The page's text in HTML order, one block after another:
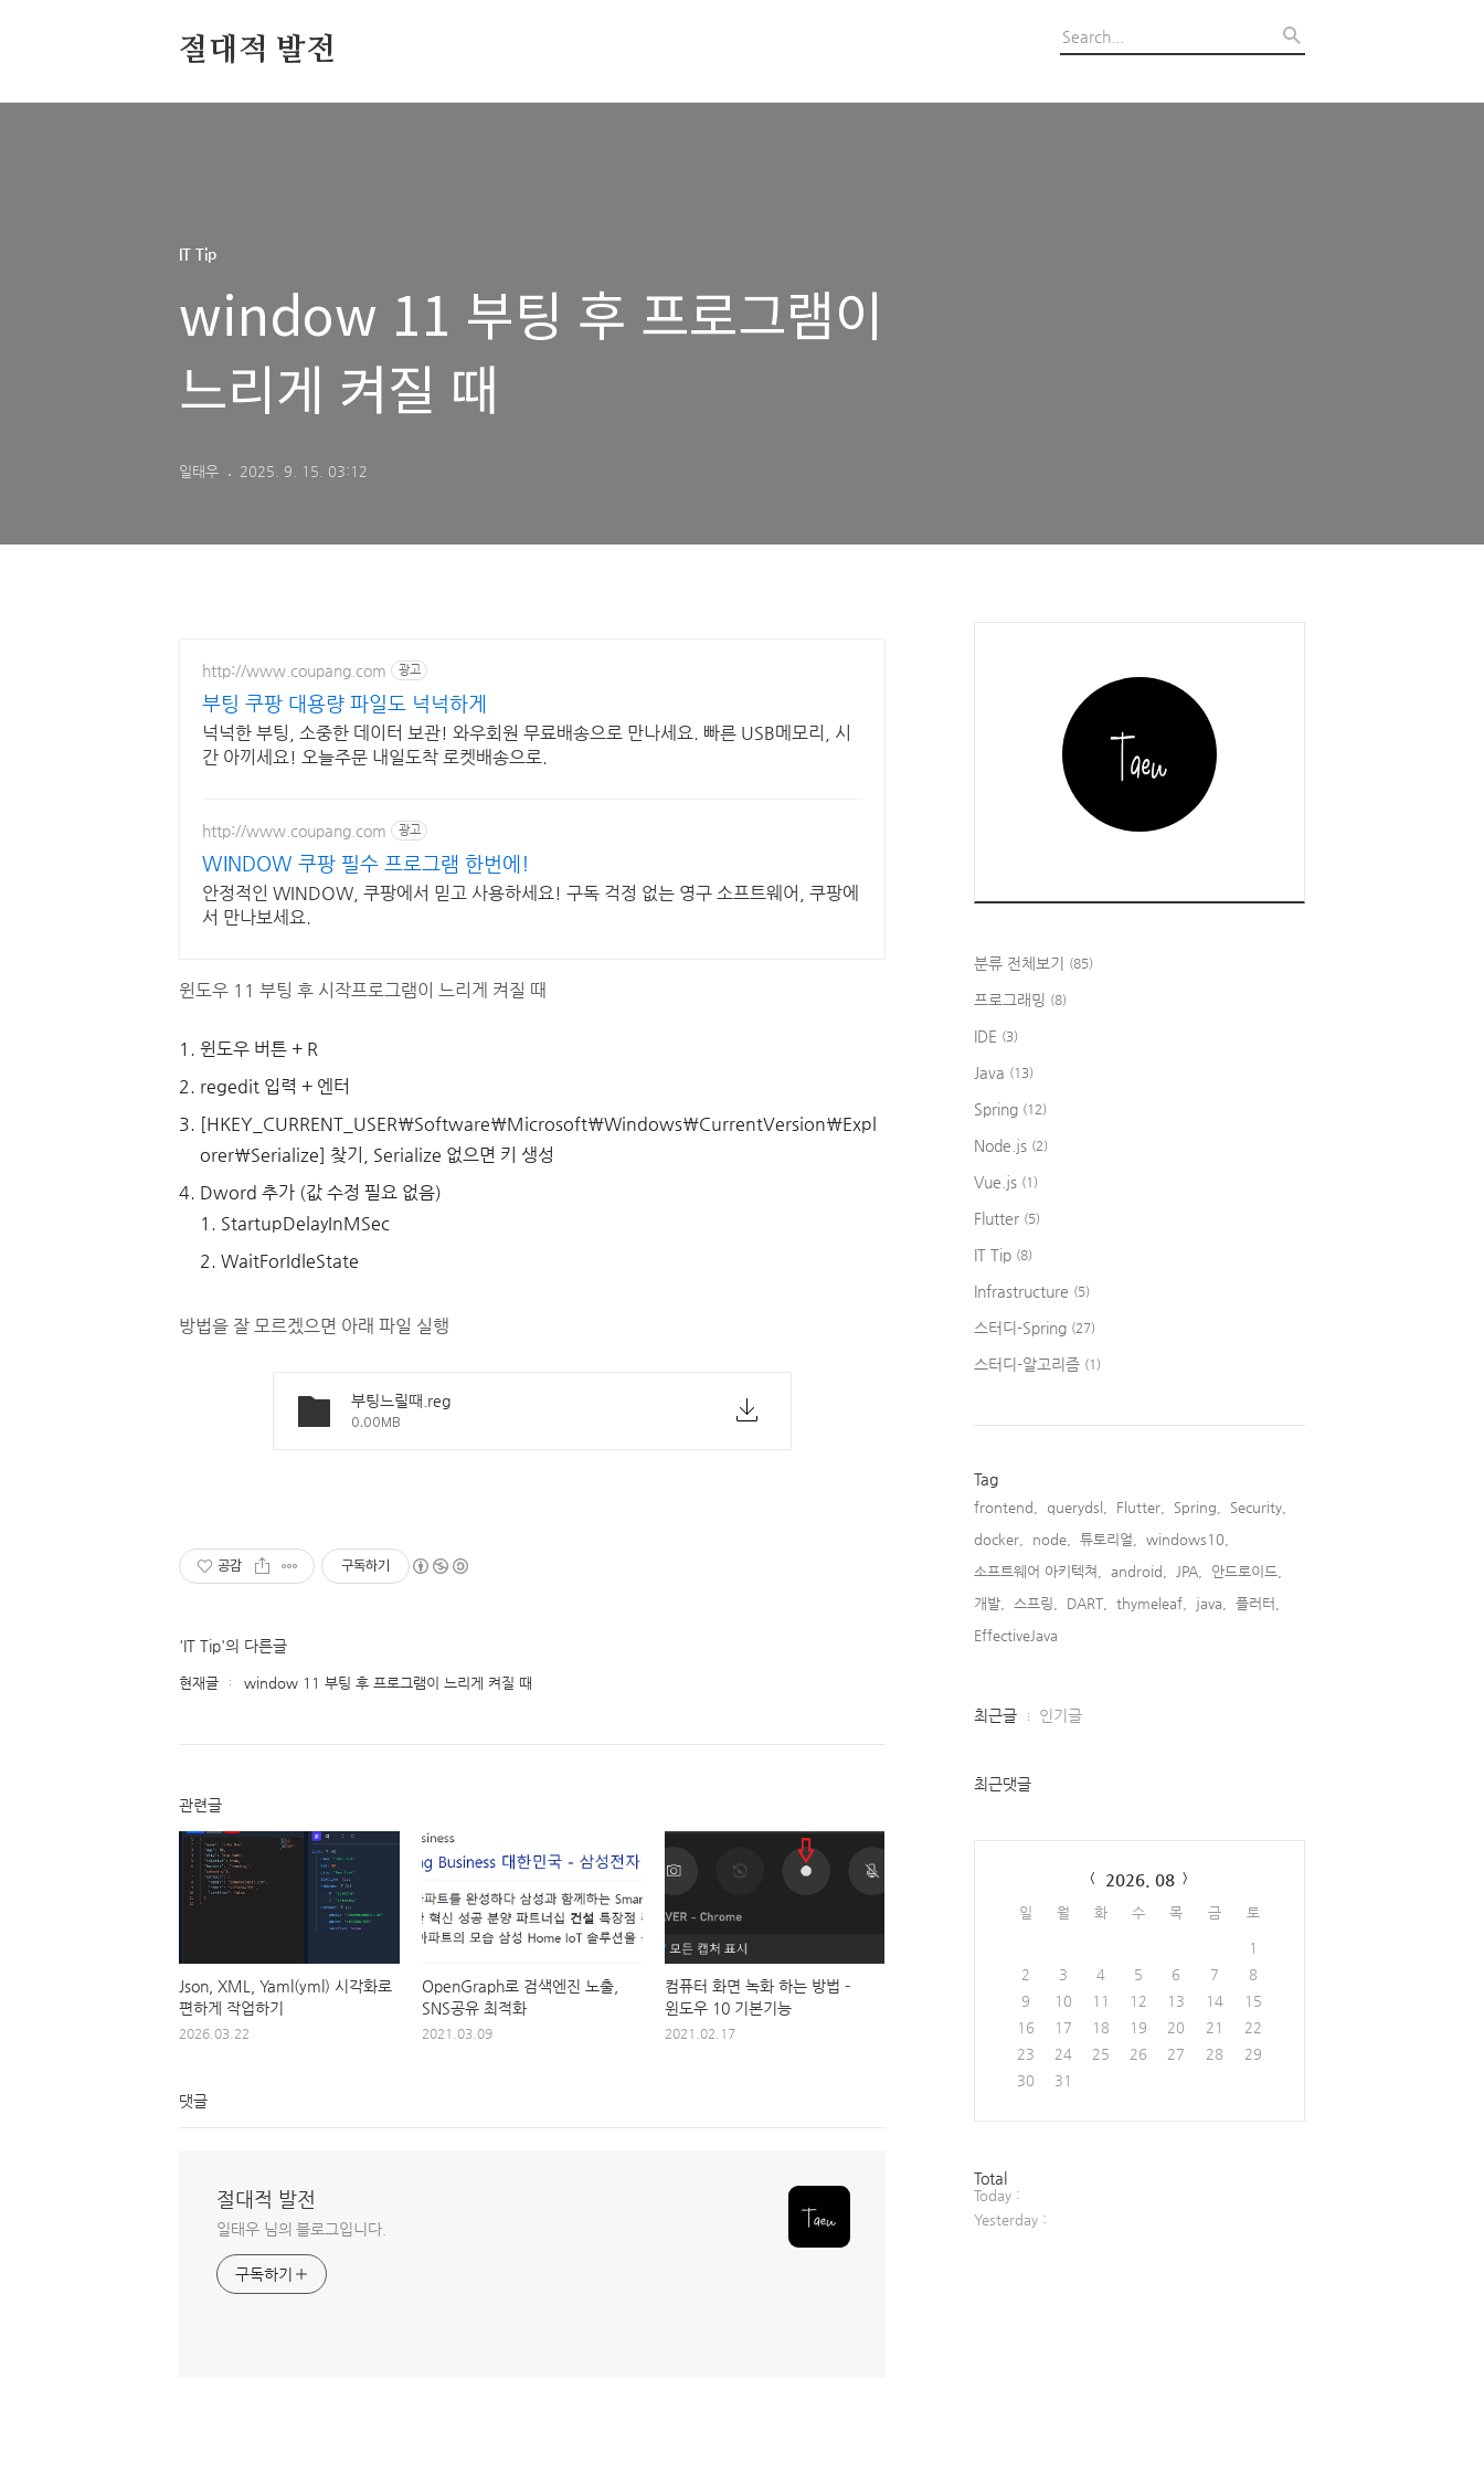
절대적 발전
IT Tip
window 11 부팅 후 프로그램이
느리게 켜질 때
일태우 2025. 9. 15. 03:12
http://www.coupang.com 광고
부팅 쿠팡 대용량 파일도 넉넉하게
넉넉한 부팅, 소중한 데이터 보관! 와우회원 무료배송으로 만나세요. 빠른 USB메모리, 시
간 아끼세요! 오늘주문 내일도착 로켓배송으로.
http://www.coupang.com 광고
WINDOW 쿠팡 필수 프로그램 한번에!
안정적인 WINDOW, 쿠팡에서 믿고 사용하세요! 구독 걱정 없는 영구 소프트웨어, 쿠팡에
서 만나보세요.
윈도우 11 부팅 후 시작프로그램이 느리게 켜질 때
윈도우 버튼 + R
regedit 입력 + 엔터
[HKEY_CURRENT_USER\Software\Microsoft\Windows\CurrentVersion\Expl
orer\Serialize] 찾기, Serialize 없으면 키 생성
Dword 추가 (값 수정 필요 없음)
StartupDelayInMSec
WaitForIdleState
방법을 잘 모르겠으면 아래 파일 실행
부팅느릴때.reg
0.00MB
공감 구독하기
'IT Tip'의 다른글
현재글 window 11 부팅 후 프로그램이 느리게 켜질 때
관련글
Json, XML, Yaml(yml) 시각화로
편하게 작업하기
2026.03.22
OpenGraph로 검색엔진 노출,
SNS공유 최적화
2021.03.09
컴퓨터 화면 녹화 하는 방법 -
윈도우 10 기본기능
2021.02.17
댓글
절대적 발전
일태우 님의 블로그입니다.
구독하기
분류 전체보기 (85)
프로그래밍 (8)
IDE (3)
Java (13)
Spring (12)
Node.js (2)
Vue.js (1)
Flutter (5)
IT Tip (8)
Infrastructure (5)
스터디-Spring (27)
스터디-알고리즘 (1)
Tag
frontend, querydsl, Flutter, Spring,
Security,
docker,
node, 튜토리얼,
windows10,
소프트웨어 아키텍쳐,
android, JPA,
안드로이드,
개발,
스프링, DART, thymeleaf, java,
플러터,
EffectiveJava,
최
인
최근글 인기글
최근댓글
2026. 08
일 월 화 수 목 금 토
1
2
3 4 5 6 7
8
9
10 11 12 13 14
15
16
17 18 19 20 21
22
23
24 25 26 27 28
29
30
31
방
문
자
수
Total
Today :
Yesterday :